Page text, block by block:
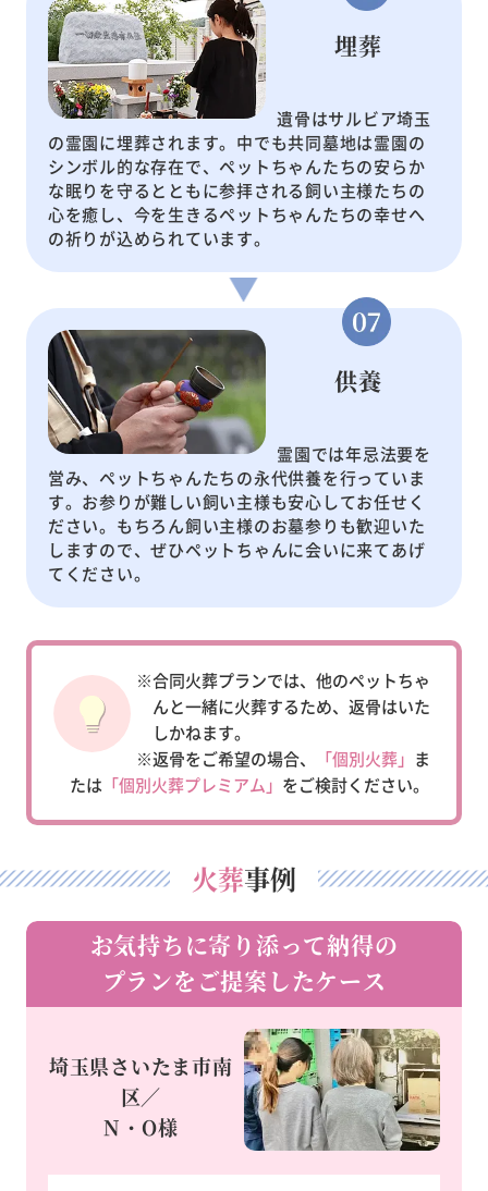
埋葬
遺骨はサルビア埼玉
の霊園に埋葬されます。中でも共同墓地は霊園の
シンボル的な存在で、ペットちゃんたちの安らか
な眠りを守るとともに参拝される飼い主様たちの
心を癒し、今を生きるペットちゃんたちの幸せへ
の祈りが込められています。
供養
霊園では年忌法要を
営み、ペットちゃんたちの永代供養を行っていま
す。お参りが難しい飼い主様も安心してお任せく
ださい。もちろん飼い主様のお墓参りも歓迎いた
しますので、ぜひペットちゃんに会いに来てあげ
てください。
※合同火葬プランでは、他のペットちゃ
んと一緒に火葬するため、返骨はいた
しかねます。
※返骨をご希望の場合、
「個別火葬」 ま
たは 「個別火葬プレミアム」 をご検討ください。
火葬事例
お気持ちに寄り添って納得の
プランをご提案したケース
埼玉県さいたま市南
区／
N・O様